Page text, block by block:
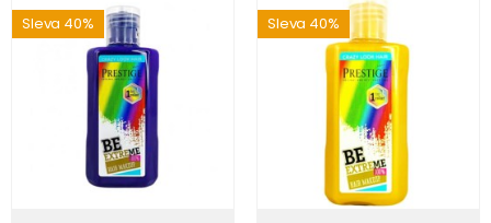
Sleva 40% Sleva 40%